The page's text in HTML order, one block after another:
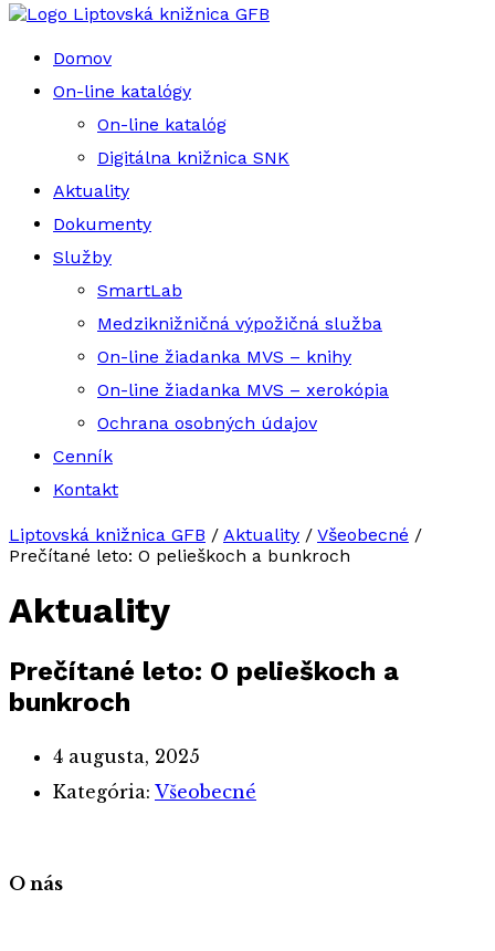
Liptovská knižnica GFB
Domov
On-line katalógy
On-line katalóg
Digitálna knižnica SNK
Aktuality
Dokumenty
Služby
SmartLab
Medziknižničná výpožičná služba
On-line žiadanka MVS – knihy
On-line žiadanka MVS – xerokópia
Ochrana osobných údajov
Cenník
Kontakt
Liptovská knižnica GFB / Aktuality / Všeobecné /
Prečítané leto: O pelieškoch a bunkroch
Aktuality
Prečítané leto: O pelieškoch a
bunkroch
4 augusta, 2025
Kategória: Všeobecné
O nás